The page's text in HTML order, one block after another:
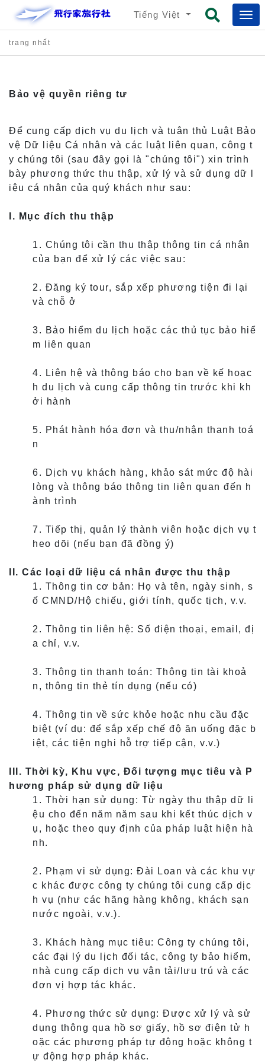
Tiếng Việt
trang nhất
Bảo vệ quyền riêng tư
Để cung cấp dịch vụ du lịch và tuân thủ Luật Bảo
vệ Dữ liệu Cá nhân và các luật liên quan, công t
y chúng tôi (sau đây gọi là "chúng tôi") xin trình
bày phương thức thu thập, xử lý và sử dụng dữ l
iệu cá nhân của quý khách như sau:
I. Mục đích thu thập
1. Chúng tôi cần thu thập thông tin cá nhân
của bạn để xử lý các việc sau:
2. Đăng ký tour, sắp xếp phương tiện đi lại
và chỗ ở
3. Bảo hiểm du lịch hoặc các thủ tục bảo hiể
m liên quan
4. Liên hệ và thông báo cho bạn về kế hoạc
h du lịch và cung cấp thông tin trước khi kh
ởi hành
5. Phát hành hóa đơn và thu/nhận thanh toá
n
6. Dịch vụ khách hàng, khảo sát mức độ hài
lòng và thông báo thông tin liên quan đến h
ành trình
7. Tiếp thị, quản lý thành viên hoặc dịch vụ t
heo dõi (nếu bạn đã đồng ý)
II. Các loại dữ liệu cá nhân được thu thập
1. Thông tin cơ bản: Họ và tên, ngày sinh, s
ố CMND/Hộ chiếu, giới tính, quốc tịch, v.v.
2. Thông tin liên hệ: Số điện thoại, email, đị
a chỉ, v.v.
3. Thông tin thanh toán: Thông tin tài khoả
n, thông tin thẻ tín dụng (nếu có)
4. Thông tin về sức khỏe hoặc nhu cầu đặc
biệt (ví dụ: để sắp xếp chế độ ăn uống đặc b
iệt, các tiện nghi hỗ trợ tiếp cận, v.v.)
III. Thời kỳ, Khu vực, Đối tượng mục tiêu và P
hương pháp sử dụng dữ liệu
1. Thời hạn sử dụng: Từ ngày thu thập dữ li
ệu cho đến năm năm sau khi kết thúc dịch v
ụ, hoặc theo quy định của pháp luật hiện hà
nh.
2. Phạm vi sử dụng: Đài Loan và các khu vự
c khác được công ty chúng tôi cung cấp dịc
h vụ (như các hãng hàng không, khách sạn
nước ngoài, v.v.).
3. Khách hàng mục tiêu: Công ty chúng tôi,
các đại lý du lịch đối tác, công ty bảo hiểm,
nhà cung cấp dịch vụ vận tải/lưu trú và các
đơn vị hợp tác khác.
4. Phương thức sử dụng: Được xử lý và sử
dụng thông qua hồ sơ giấy, hồ sơ điện tử h
oặc các phương pháp tự động hoặc không t
ự động hợp pháp khác.